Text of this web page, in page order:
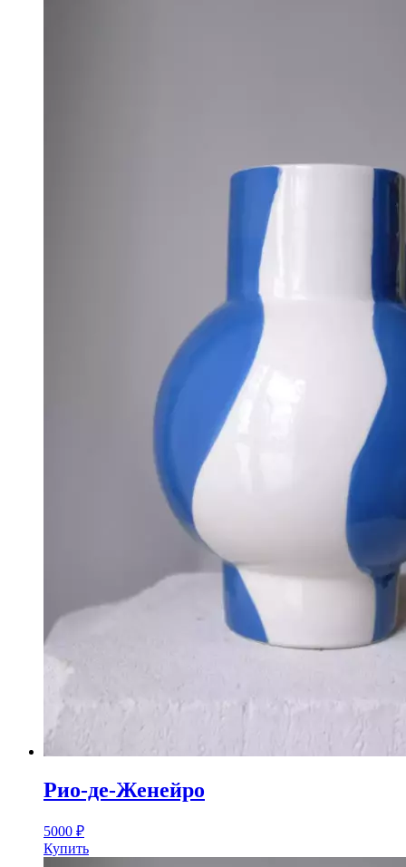
Рио-де-Женейро
5000 ₽
Купить